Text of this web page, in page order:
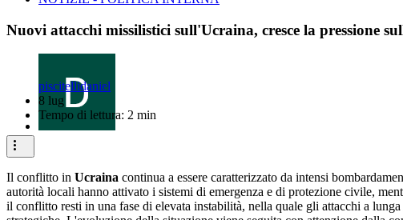
Nuovi attacchi missilistici sull'Ucraina, cresce la pressione
piscitellidaniel
8 lug
Tempo di lettura: 2 min
Il conflitto in Ucraina continua a essere caratterizzato da intensi
autorità locali hanno attivato i sistemi di emergenza e di protezione civile,
il conflitto resti in una fase di elevata instabilità, nella quale gli attacchi a